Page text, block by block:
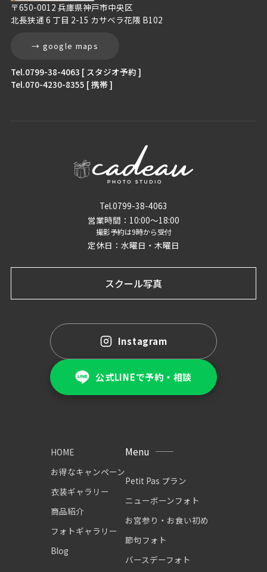
〒650-0012 兵庫県神戸市中央区
北長狭通 6 丁目 2-15 カサベラ花隈 B102
→ google maps
Tel.0799-38-4063 [ スタジオ予約 ]
Tel.070-4230-8355 [ 携帯 ]
Tel.0799-38-4063
営業時間：10:00〜18:00
撮影予約は9時から受付
定休日：水曜日・木曜日
スクール写真
Instagram
公式LINEで予約・相談
HOME
お得なキャンペーン
衣装ギャラリー
商品紹介
フォトギャラリー
Blog
Menu
Petit Pas プラン
ニューボーンフォト
お宮参り・お食い初め
節句フォト
バースデーフォト